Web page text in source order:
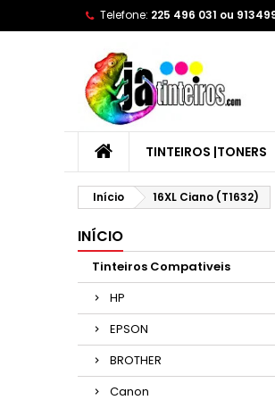
Telefone: 225 496 031 ou
TINTEIROS |TONERS
Início 16XL Ciano (T1632)
INÍCIO
Tinteiros Compativeis
HP
EPSON
BROTHER
Canon